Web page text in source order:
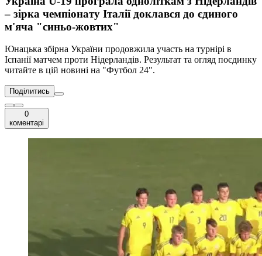
– зірка чемпіонату Італії доклався до єдиного
м'яча "синьо-жовтих"
Юнацька збірна України продовжила участь на турнірі в
Іспанії матчем проти Нідерландів. Результат та огляд поєдинку
читайте в цій новині на "Футбол 24".
Поділитись
0
коментарі